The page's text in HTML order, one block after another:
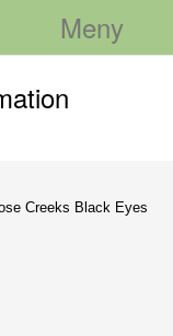
Meny
Creeks Black Eyes